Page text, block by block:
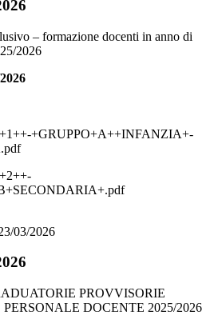
– formazione docenti in anno di
2026
+GRUPPO+A++INFANZIA+-
03/2026
PROVVISORIE
DOCENTE 2025/2026